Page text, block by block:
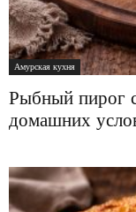
Амурская кухня
Рыбный пирог
домашних